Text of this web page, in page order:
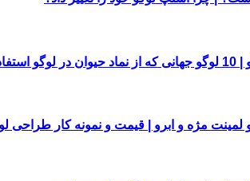
اند
مژه و ابرو | قیمت و نمونه کار طراحی